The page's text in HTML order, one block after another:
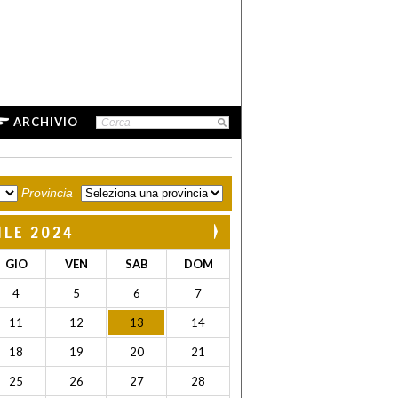
ARCHIVIO
Provincia
2024
GIO VEN SAB DOM
4 5 6 7
11 12 13 14
18 19 20 21
25 26 27 28